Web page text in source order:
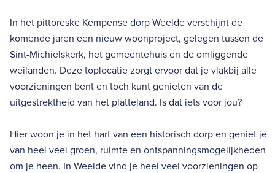
In het pittoreske Kempense dorp Weelde verschijnt de
komende jaren een nieuw woonproject, gelegen tussen de
Sint-Michielskerk, het gemeentehuis en de omliggende
weilanden. Deze toplocatie zorgt ervoor dat je vlakbij alle
voorzieningen bent en toch kunt genieten van de
uitgestrektheid van het platteland. Is dat iets voor jou?
Hier woon je in het hart van een historisch dorp en geniet je
van heel veel groen, ruimte en ontspanningsmogelijkheden
om je heen. In Weelde vind je heel veel voorzieningen op